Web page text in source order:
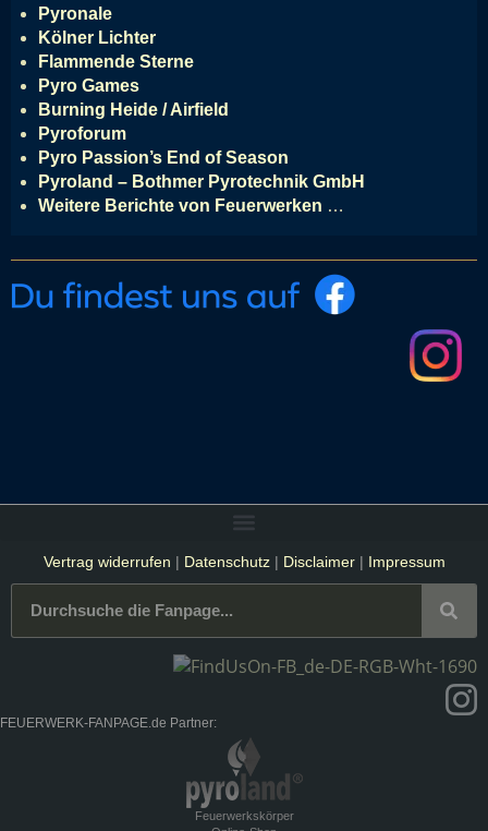
Pyronale
Kölner Lichter
Flammende Sterne
Pyro Games
Burning Heide / Airfield
Pyroforum
Pyro Passion’s End of Season
Pyroland – Bothmer Pyrotechnik GmbH
Weitere Berichte von Feuerwerken …
Vertrag widerrufen | Datenschutz| Disclaimer| Impressum
FEUERWERK-FANPAGE.de Partner:
Feuerwerkskörper